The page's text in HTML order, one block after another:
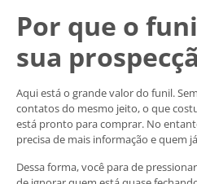
Por que o
sua
Aqui está o grande valor do funil.
contatos do mesmo jeito, o que
está pronto para comprar. No
precisa de mais informação e quem
Dessa forma, você para de